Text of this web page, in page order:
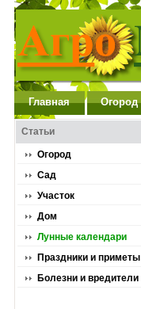
Главная Огород
Статьи
Огород
Сад
Участок
Дом
Лунные календари
Праздники и приметы
Болезни и вредители